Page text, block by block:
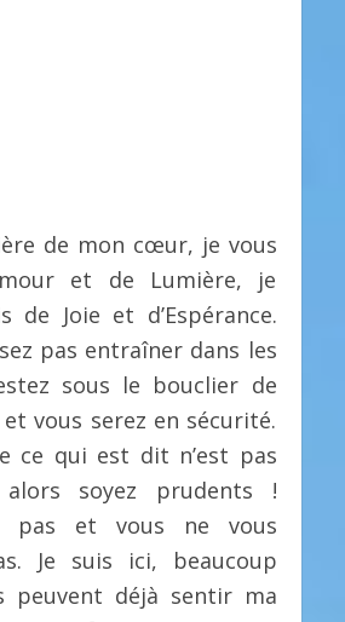
de mon cœur, je vous
et de Lumière, je
de Joie et d’Espérance.
pas entraîner dans les
sous le bouclier de
vous serez en sécurité.
ce qui est dit n’est pas
soyez prudents !
pas et vous ne vous
Je suis ici, beaucoup
peuvent déjà sentir ma